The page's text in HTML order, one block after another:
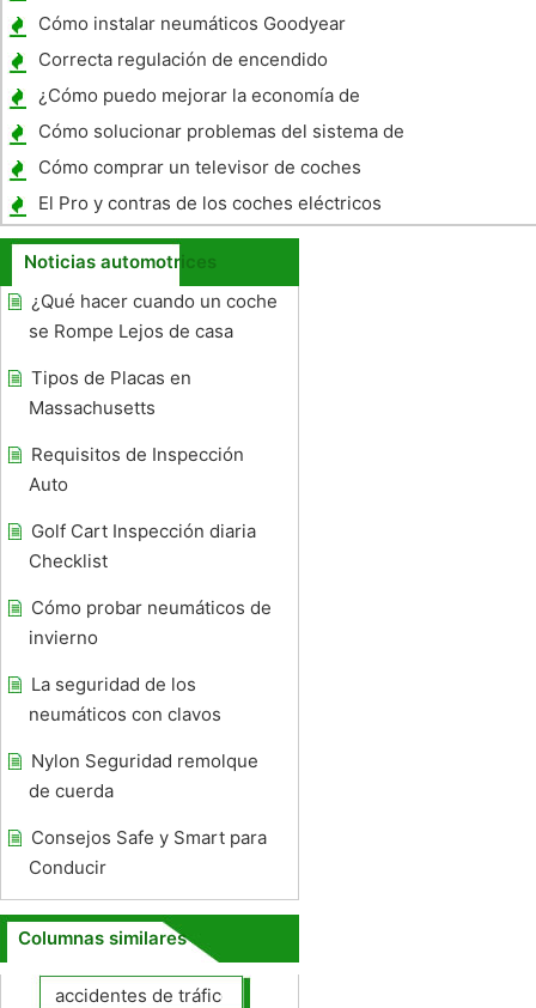
Cómo instalar neumáticos Goodyear
Correcta regulación de encendido
¿Cómo puedo mejorar la economía de
combustible en un Ford 6,0 ​​Diesel Truck?
Cómo solucionar problemas del sistema de
dirección en un Neon Plymouth
Cómo comprar un televisor de coches
abatible monitor
El Pro y contras de los coches eléctricos
Noticias automotrices
¿Qué hacer cuando un coche
se Rompe Lejos de casa
Tipos de Placas en
Massachusetts
Requisitos de Inspección
Auto
Golf Cart Inspección diaria
Checklist
Cómo probar neumáticos de
invierno
La seguridad de los
neumáticos con clavos
Nylon Seguridad remolque
de cuerda
Consejos Safe y Smart para
Conducir
Columnas similares
accidentes de tráfico